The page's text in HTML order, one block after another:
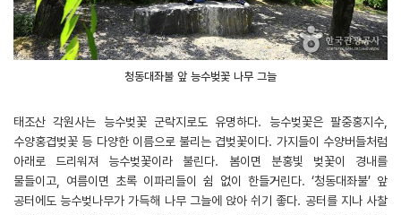
청동대좌불 앞 능수벚꽃 나무 그늘
태조산 각원사는 능수벚꽃 군락지로도 유명하다. 능수벚꽃은 팔중홍지수,
수양홍겹벚꽃 등 다양한 이름으로 불리는 겹벚꽃이다. 가지들이 수양버들처럼
아래로 드리워져 능수벚꽃이라 불린다. 봄이면 분홍빛 벚꽃이 경내를
물들이고, 여름이면 초록 이파리들이 쉼 없이 한들거린다. ‘청동대좌불’ 앞
공터에도 능수벚나무가 가득해 나무 그늘에 앉아 쉬기 좋다. 공터를 지나 사찰